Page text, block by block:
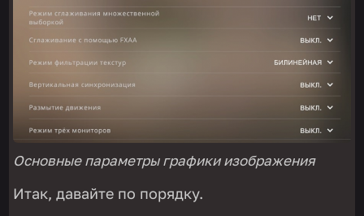
Основные параметры графики изображения
Итак, давайте по порядку.